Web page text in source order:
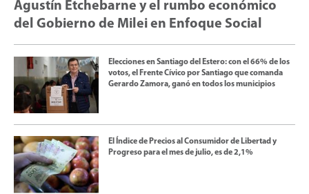
Agustín Etchebarne y el rumbo económico
del Gobierno de Milei en Enfoque Social
Elecciones en Santiago del Estero: con el 66% de los
votos, el Frente Cívico por Santiago que comanda
Gerardo Zamora, ganó en todos los municipios
El Índice de Precios al Consumidor de Libertad y
Progreso para el mes de julio, es de 2,1%